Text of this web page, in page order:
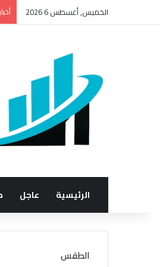
الخميس, أغسطس 6 2026
الرئيسية عاجل
الطقس